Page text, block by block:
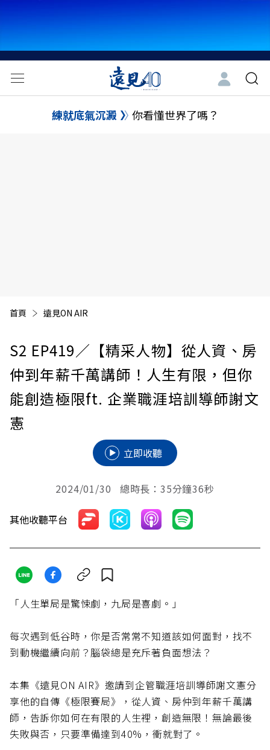
練就底氣沉澱 你看懂世界了嗎？
首頁 遠見ON AIR
S2 EP419／【精采人物】從人資、房
仲到年薪千萬講師！人生有限，但你
能創造極限ft. 企業職涯培訓導師謝文
憲
立即收聽
2024/01/30 總時長：35分鐘36秒
其他收聽平台
「人生單局是驚悚劇，九局是喜劇。」
每次遇到低谷時，你是否常常不知道該如何面對，找不
到動機繼續向前？腦袋總是充斥著負面想法？
本集《遠見ON AIR》邀請到企管職涯培訓導師謝文憲分
享他的自傳《極限賽局》，從人資、房仲到年薪千萬講
師，告訴你如何在有限的人生裡，創造無限！無論最後
失敗與否，只要準備達到40%，衝就對了。